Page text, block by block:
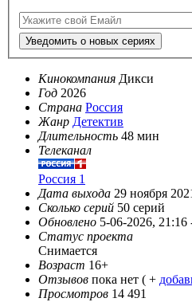
Уведомить о новых сериях
Кинокомпания Дикси
Год 2026
Страна Россия
Жанр Детектив
Длительность 48 мин
Телеканал
Россия 1
Дата выхода 29 ноября
Сколько серий 50 серий
Обновлено 5-06-2026, 21:16
Статус проекта
Снимается
Возраст 16+
Отзывов пока нет ( +
Просмотров 14 491